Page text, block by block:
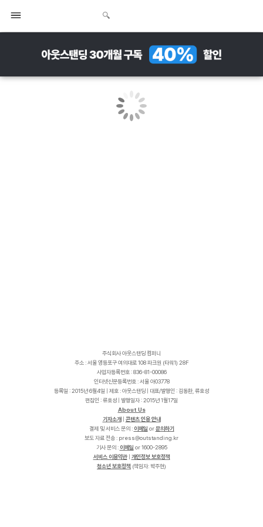
주식회사 아웃스탠딩 컴퍼니
주소 : 서울 영등포구 여의대로 108 파크원 (타워1) 28F
사업자등록번호 : 836-81-00086
인터넷신문등록번호 : 서울 아03778
등록일 : 2015년 6월4일 | 제호 : 아웃스탠딩 | 대표/발행인 : 김동환, 류호성
편집인 : 류호성 | 발행일자 : 2015년 1월17일
About Us
기자소개
콘텐츠 인용 안내
결제 및 서비스 문의 : 이메일 or문의하기
보도 자료 전송 :
r
k
.
g
n
i
d
n
a
t
s
t
u
o
@
s
s
e
r
p
기사 문의 : 이메일 or 1600-2895
서비스 이용약관| 개인정보 보호정책
청소년 보호정책 (책임자: 박주현)